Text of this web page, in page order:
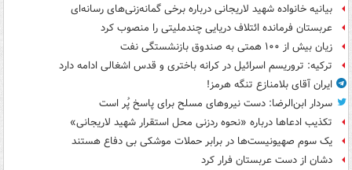
بیانیه خانواده شهید لاریجانی درباره برخی گمانه‌زنی‌های رسانه‌ای
عربستان فرمانده ائتلاف دریایی چندملیتی را منصوب کرد
زیان بیش از ۱۰۰ همتی به صندوق‌ بازنشستگی نفت
ترکیه: تروریسم اسرائیل در کرانه باختری و قدس اشغالی ادامه دارد
ایران آقای بلامنازع تنگه هرمز!
سردار ابن‌الرضا: دست نیروهای مسلح برای پاسخ پُر است
تکذیب ادعاها درباره «نحوه ردزنی محل استقرار شهید لاریجانی»
یک‌ سوم صهیونیست‌ها در برابر حملات موشکی بی دفاع هستند
دشان از دست عربستان فرار کرد